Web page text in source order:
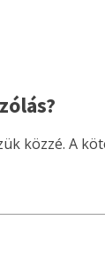
közzé. A